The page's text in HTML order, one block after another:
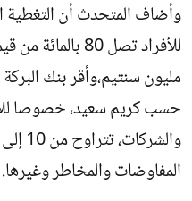
وأضاف المتحدث أن التغطية
مليون سنتيم،وأقر بنك
حسب كريم سعيد، خصوصا
المفاوضات والمخاطر وغيرها.